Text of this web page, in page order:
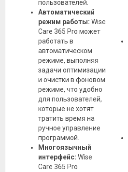
пользователей.
Автоматический
режим работы: Wise
Care 365 Pro может
работать в
автоматическом
режиме, выполняя
задачи оптимизации
и очистки в фоновом
режиме, что удобно
для пользователей,
которые не хотят
тратить время на
ручное управление
программой.
Многоязычный
интерфейс: Wise
Care 365 Pro